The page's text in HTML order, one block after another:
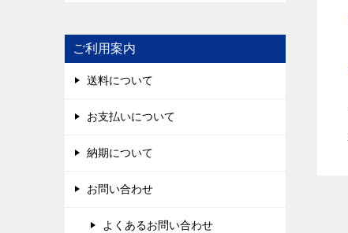
ご利用案内
送料について
お支払いについて
納期について
お問い合わせ
よくあるお問い合わせ